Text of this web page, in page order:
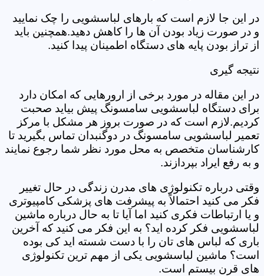
در این جا لازم است که بارهای لباسشویی را چک نمایید
و در صورت زیاد بودن آن ها را کاهش دهید.همچنین باید
از تراز بودن پایه های دستگاه اطمینان پیدا کنید.
نتیجه گیری
در این مقاله در مورد برخی از ارورهایی که امکان دارد
برای دستگاه لباسشویی سامسونگ پیش بیاید صحبت
کردیم.لازم است که در صورت بروز هر مشکل با مرکز
تعمیر لباسشویی سامسونگ در دوگنبدان تماس بگیرید تا
کارشناسان متخصص به محل مورد نظر شما رجوع نمایند
و به رفع ایراد بپردازند.
وقتی درباره تکنولوژی های مدرن زندگی در حال تغییر
فکر می کنید احتمالاً به پیشرفت های پزشکی کامپیوتری
و یا ارتباطات فکری کنید اما آیا تا به حال درباره ماشین
لباسشویی فکر کرده اید؟ به این فکر می کنید که آخرین
باری که لباس های تان را با دست شسته اید کی بوده
است؟ ماشین لباسشویی یکی از مهم ترین تکنولوژی
های قرن بیستم است.